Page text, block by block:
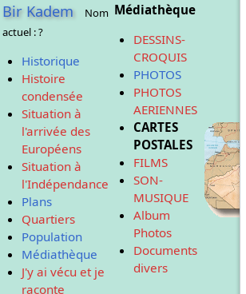
Bir Kadem
Nom
actuel : ?
Historique
Histoire
condensée
Situation à
l'arrivée des
Européens
Situation à
l'Indépendance
Plans
Quartiers
Population
Médiathèque
J'y ai vécu et je
raconte
Médiathèque
DESSINS-
CROQUIS
PHOTOS
PHOTOS
AERIENNES
CARTES
POSTALES
FILMS
SON-
MUSIQUE
Album
Photos
Documents
divers